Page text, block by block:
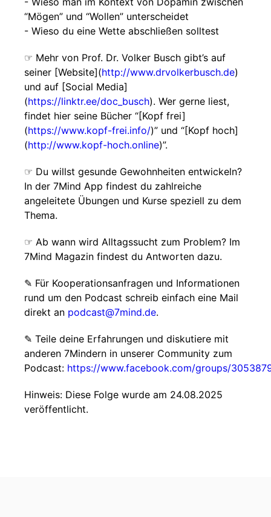
“Mögen” und “Wollen” unterscheidet
- Wieso du eine Wette abschließen solltest
☞ Mehr von Prof. Dr. Volker Busch gibt’s auf
seiner [Website](http://www.drvolkerbusch.de)
und auf [Social Media]
(https://linktr.ee/doc_busch). Wer gerne liest,
findet hier seine Bücher “[Kopf frei]
(https://www.kopf-frei.info/)” und “[Kopf hoch]
(http://www.kopf-hoch.online)”.
☞ Du willst gesunde Gewohnheiten entwickeln?
In der 7Mind App findest du zahlreiche
angeleitete Übungen und Kurse speziell zu dem
Thema.
☞ Ab wann wird Alltagssucht zum Problem? Im
7Mind Magazin findest du Antworten dazu.
✎ Für Koope­ra­ti­ons­an­fra­gen und Infor­ma­tio­nen
rund um den Pod­cast schreib ein­fach eine Mail
direkt an podcast@7mind.de.
✎ Teile deine Erfahrungen und diskutiere mit
anderen 7Mindern in unserer Community zum
Podcast: https://www.facebook.com/groups/
Hinweis: Diese Folge wurde am 24.08.2025
veröffentlicht.